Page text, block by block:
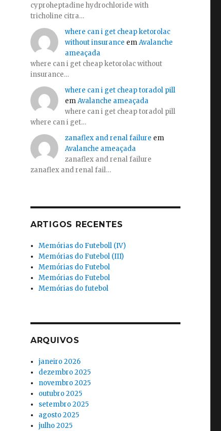
cyproheptadine hydrochloride with
tricholine citra…
where can i get cheap ketorolac
without insurance emAvalanche
ameaçada
where can i get cheap ketorolac without
insurance…
where can i get cheap toradol pill
emAvalanche ameaçada
where can i get cheap toradol pill
where can i get…
zanaflex and renal failure em
Avalanche ameaçada
zanaflex and renal failure
zanaflex and renal fail…
ARTIGOS RECENTES
Memórias do Futeboll (IV)
Memórias do Futebol (III)
Memórias do Futebol
Memórias do Futebol
Memórias do futebol
ARQUIVOS
janeiro 2026
dezembro 2025
novembro 2025
outubro 2025
setembro 2025
agosto 2025
julho 2025